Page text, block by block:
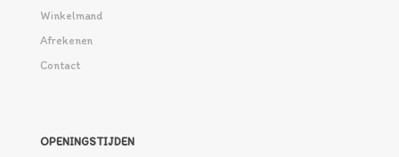
Winkelmand
Afrekenen
Contact
OPENINGSTIJDEN